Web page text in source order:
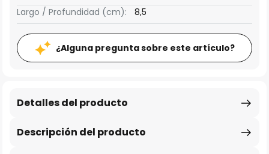
Largo / Profundidad (cm): 8,5
¿Alguna pregunta sobre este artículo?
Descripción del producto
Detalles del producto